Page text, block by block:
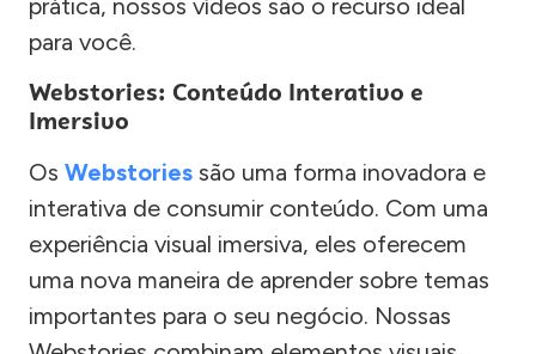
prática, nossos vídeos são o recurso ideal
para você.
Webstories: Conteúdo Interativo e
Imersivo
Os Webstories são uma forma inovadora e
interativa de consumir conteúdo. Com uma
experiência visual imersiva, eles oferecem
uma nova maneira de aprender sobre temas
importantes para o seu negócio. Nossas